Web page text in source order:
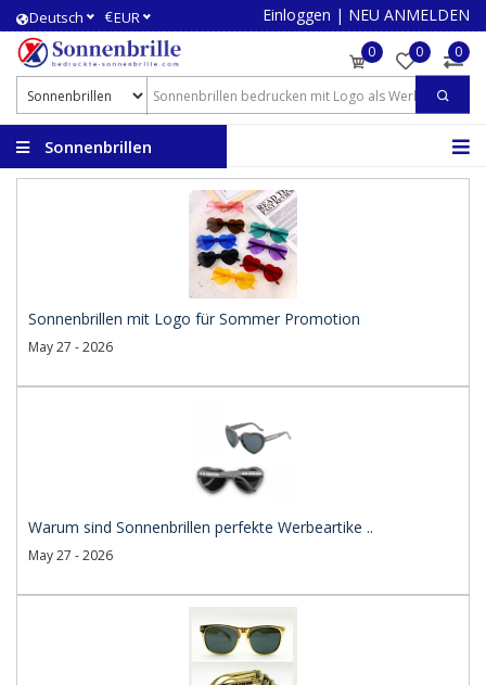
Deutsch €EUR Einloggen | NEU ANMELDEN
0 0 0
Sonnenbrillen
Sonnenbrillen mit Logo für Sommer Promotion
May 27 - 2026
Warum sind Sonnenbrillen perfekte Werbeartike ..
May 27 - 2026